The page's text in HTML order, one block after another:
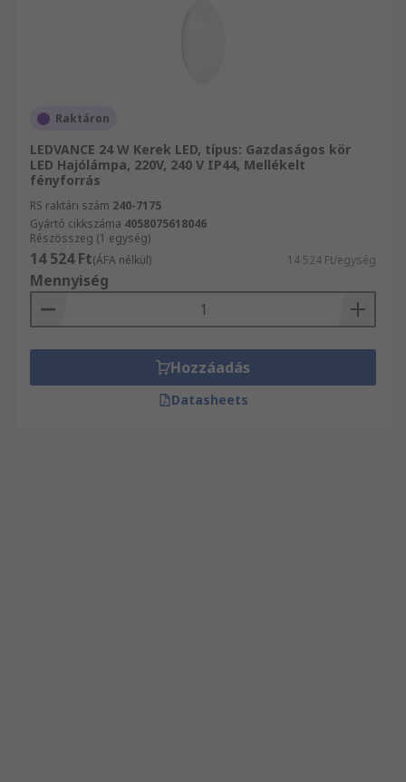
Raktáron
LEDVANCE 24 W Kerek LED, típus: Gazdaságos kör
LED Hajólámpa, 220V, 240 V IP44, Mellékelt
fényforrás
RS raktári szám 240-7175
Gyártó cikkszáma 4058075618046
Részösszeg (1 egység)
14 524 Ft(ÁFA nélkül) 14 524 Ft/egység
Mennyiség
Hozzáadás
Datasheets